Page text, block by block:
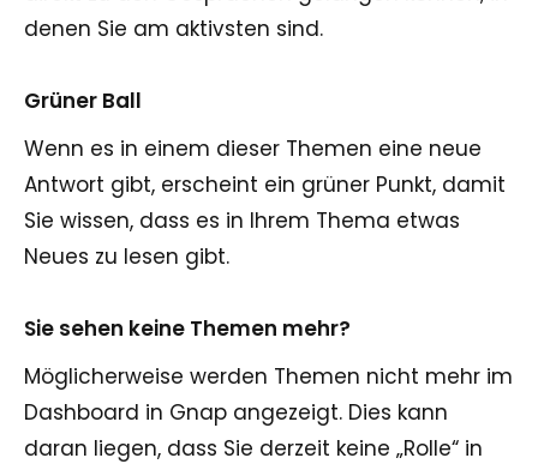
denen Sie am aktivsten sind.
Grüner Ball
Wenn es in einem dieser Themen eine neue
Antwort gibt, erscheint ein grüner Punkt, damit
Sie wissen, dass es in Ihrem Thema etwas
Neues zu lesen gibt.
Sie sehen keine Themen mehr?
Möglicherweise werden Themen nicht mehr im
Dashboard in Gnap angezeigt. Dies kann
daran liegen, dass Sie derzeit keine „Rolle“ in